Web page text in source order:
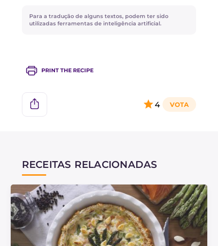
Para a tradução de alguns textos, podem ter sido
utilizadas ferramentas de inteligência artificial.
PRINT THE RECIPE
4
RECEITAS RELACIONADAS